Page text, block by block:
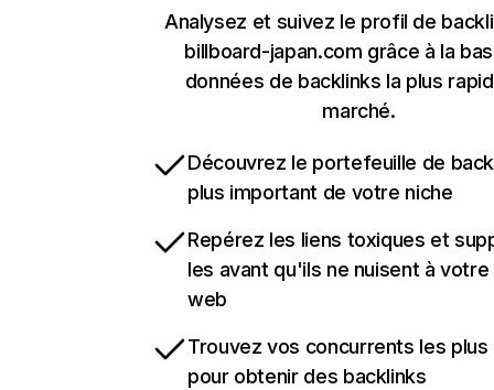
Analysez et suivez le profil de
billboard-japan.com grâce à la
données de backlinks la plus
marché.
Découvrez le portefeuille de
plus important de votre niche
Repérez les liens toxiques et
les avant qu'ils ne nuisent à
web
Trouvez vos concurrents les
pour obtenir des backlinks